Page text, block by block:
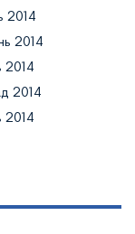
2014
2014
2014
2014
2014